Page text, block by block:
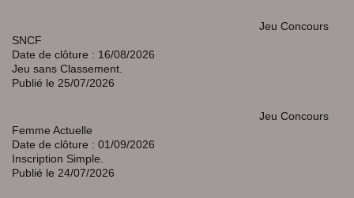
Jeu Concours
SNCF
Date de clôture : 16/08/2026
Jeu sans Classement.
Publié le 25/07/2026
Jeu Concours
Femme Actuelle
Date de clôture : 01/09/2026
Inscription Simple.
Publié le 24/07/2026